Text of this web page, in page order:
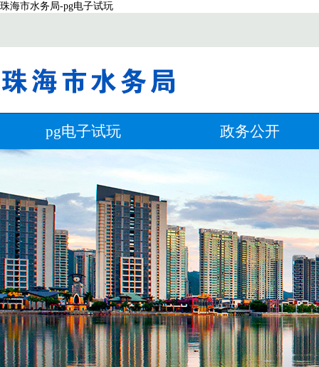
珠海市水务局-pg电子试玩
pg电子试玩 政务公开